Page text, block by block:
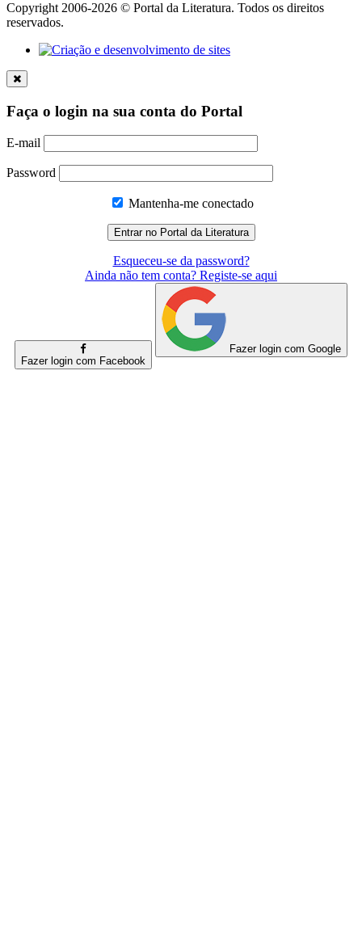
Copyright 2006-2026 © Portal da Literatura. Todos os direitos
reservados.
Faça o login na sua conta do Portal
E-mail
Password
Mantenha-me conectado
Esqueceu-se da password?
Ainda não tem conta? Registe-se aqui
Fazer login com Facebook
Fazer login com Google